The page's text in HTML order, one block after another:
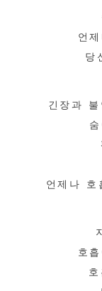
언
당
긴장과
언제나 호
호